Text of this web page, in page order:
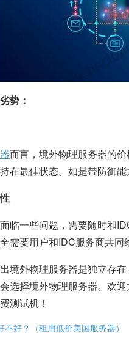
势：
而言，境外物理服务器的
在最佳状态。如是带防御能
临一些问题，需要随时和
需要用户和IDC服务商共同
境外物理服务器是独立存
选择境外物理服务器。欢
测试机！
好？（租用低价美国服务器）